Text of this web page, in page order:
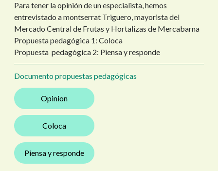
Para tener la opinión de un especialista, hemos
entrevistado a montserrat Triguero, mayorista del
Mercado Central de Frutas y Hortalizas de Mercabarna
Propuesta pedagógica 1: Coloca
Propuesta pedagógica 2: Piensa y responde
Documento propuestas pedagógicas
Opinion
Coloca
Piensa y responde